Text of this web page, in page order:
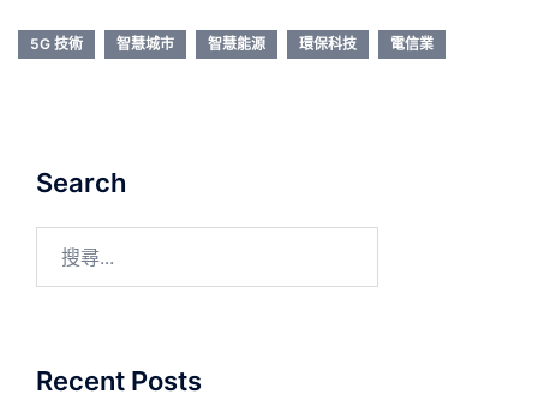
5G 技術 智慧城市 智慧能源 環保科技 電信業
Search
Recent Posts